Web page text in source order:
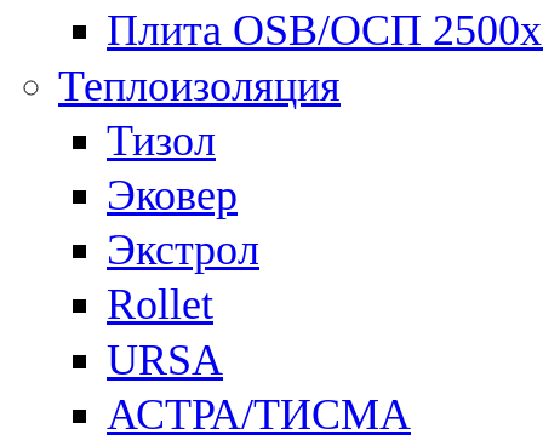
Плита OSB/ОСП
Теплоизоляция
Тизол
Эковер
Экстрол
Rollet
URSA
АСТРА/ТИСМА